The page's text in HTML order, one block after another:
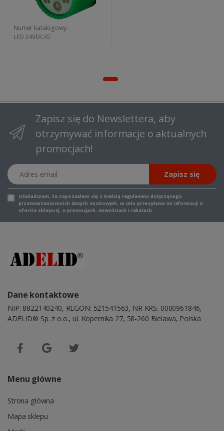
Numer katalogowy:
LED 24VDC/G
Zapisz się do Newslettera, aby
otrzymywać informacje o aktualnych
promocjach!
Adres email
Zapisz się
Oświadczam, że zapoznałem się z treścią regulaminu dotyczącego
przetwarzania moich danych osobowych, w celu przesyłania mi informacji o
ofercie sklepu tj. o promocjach, nowościach i rabatach.
Dane kontaktowe
NIP: 8822140240, REGON: 521541563, NR KRS: 0000961846,
ADELID® Sp. z o.o., ul. Kopernika 27, 58-260 Bielawa, Polska
Menu główne
Strona główna
Mapa sklepu